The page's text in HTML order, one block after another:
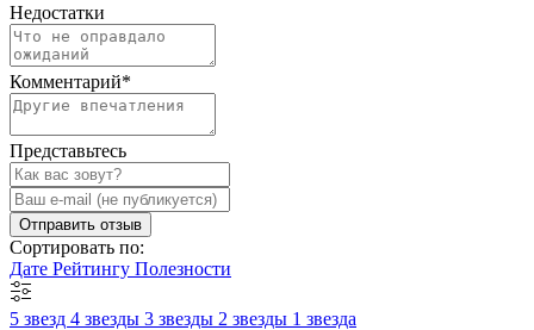
Недостатки
Комментарий*
Представьтесь
Отправить отзыв
Сортировать по:
Дате Рейтингу Полезности
5 звезд 4 звезды 3 звезды 2 звезды 1 звезда